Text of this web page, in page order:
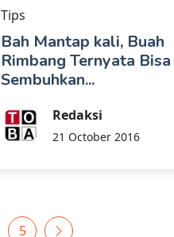
Tips
Bah Mantap kali, Buah
Rimbang Ternyata Bisa
Sembuhkan...
Redaksi
21 October 2016
5